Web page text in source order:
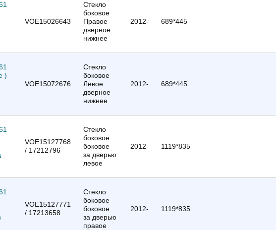
VOE15026643
Стекло
боковое
Правое
дверное
нижнее
2012- 689*445
VOE15072676
Стекло
боковое
Левое
дверное
нижнее
2012- 689*445
VOE15127768
/ 17212796
Стекло
боковое
боковое
за дверью
левое
2012- 1119*835
VOE15127771
/ 17213658
Стекло
боковое
боковое
за дверью
правое
2012- 1119*835